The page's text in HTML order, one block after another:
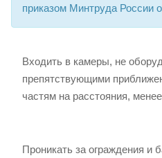
приказом Минтруда России
Входить в камеры, не
препятствующими
частям на расстояния,
Проникать за ограждения и